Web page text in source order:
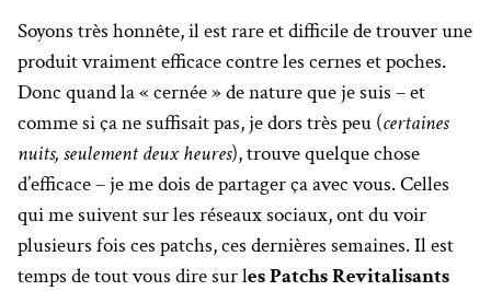
Soyons très honnête, il est rare et difficile de trouver une
produit vraiment efficace contre les cernes et poches.
Donc quand la « cernée » de nature que je suis – et
comme si ça ne suffisait pas, je dors très peu (certaines
nuits, seulement deux heures), trouve quelque chose
d’efficace – je me dois de partager ça avec vous. Celles
qui me suivent sur les réseaux sociaux, ont du voir
plusieurs fois ces patchs, ces dernières semaines. Il est
temps de tout vous dire sur les Patchs Revitalisants